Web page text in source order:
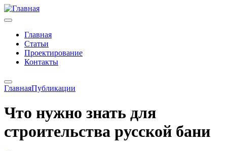
Главная
Статьи
Проектирование
Контакты
ГлавнаяПубликации
Что нужно знать для
строительства русской бани